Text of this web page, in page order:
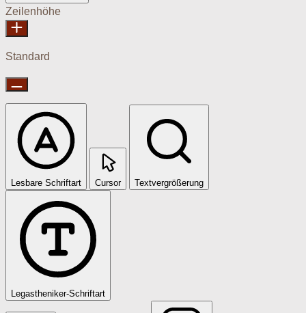
Zeilenhöhe
Standard
Lesbare Schriftart Cursor Textvergrößerung
Legastheniker-Schriftart